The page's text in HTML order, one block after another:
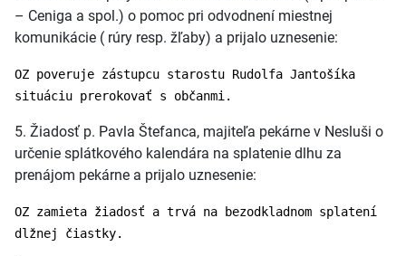
– Ceniga a spol.) o pomoc pri odvodnení miestnej
komunikácie ( rúry resp. žľaby) a prijalo uznesenie:
OZ poveruje zástupcu starostu Rudolfa Jantošíka
situáciu prerokovať s občanmi.
5. Žiadosť p. Pavla Štefanca, majiteľa pekárne v Nesluši o
určenie splátkového kalendára na splatenie dlhu za
prenájom pekárne a prijalo uznesenie:
OZ zamieta žiadosť a trvá na bezodkladnom splatení
dlžnej čiastky.